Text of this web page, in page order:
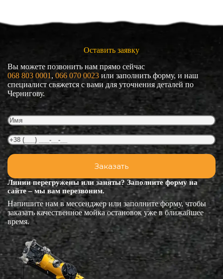
Оставить заявку
Вы можете позвонить нам прямо сейчас
068 803 0001 , 066 070 0023 или заполнить форму, и наш
специалист свяжется с вами для уточнения деталей по
Чернигову.
Линии перегружены или заняты? Заполните форму на
сайте – мы вам перезвоним.
Напишите нам в мессенджер или заполните форму, чтобы
заказать качественное мойка остановок уже в ближайшее
время.